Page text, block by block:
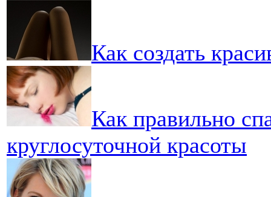
Как создать
Как правильно
круглосуточной красоты